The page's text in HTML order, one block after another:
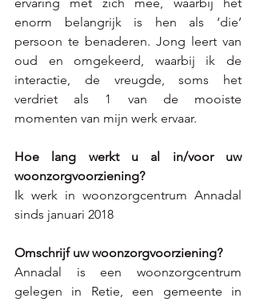
ervaring met zich mee, waarbij het
enorm belangrijk is hen als ‘die’
persoon te benaderen. Jong leert van
oud en omgekeerd, waarbij ik de
interactie, de vreugde, soms het
verdriet als 1 van de mooiste
momenten van mijn werk ervaar.
Hoe lang werkt u al in/voor uw
woonzorgvoorziening?
Ik werk in woonzorgcentrum Annadal
sinds januari 2018
Omschrijf uw woonzorgvoorziening?
Annadal is een woonzorgcentrum
gelegen in Retie, een gemeente in